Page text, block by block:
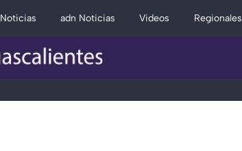
Noticias adn Noticias Videos Regionales